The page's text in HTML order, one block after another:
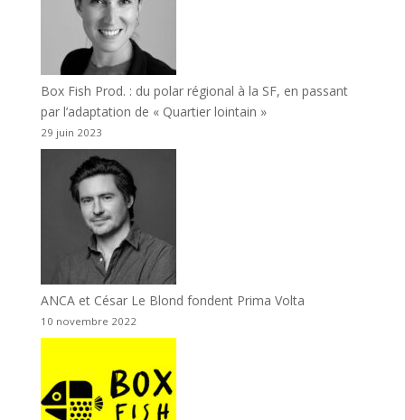
Box Fish Prod. : du polar régional à la SF, en passant
par l’adaptation de « Quartier lointain »
29 juin 2023
ANCA et César Le Blond fondent Prima Volta
10 novembre 2022